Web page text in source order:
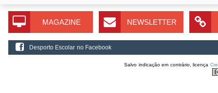
MAGAZINE NEWSLETTER
Desporto Escolar no Facebook
Salvo indicação em contrário, licença